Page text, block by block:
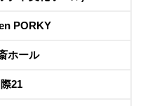
PORKY
ホール
21